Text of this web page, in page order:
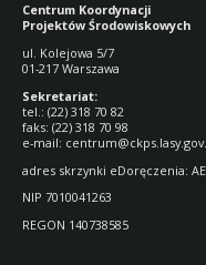
Centrum Koordynacji
Projektów Środowiskowych
ul. Kolejowa 5/7
01-217 Warszawa
Sekretariat:
tel.: (22) 318 70 82
faks: (22) 318 70 98
e-mail:
adres skrzynki eDoręczenia:
NIP 7010041263
REGON 140738585